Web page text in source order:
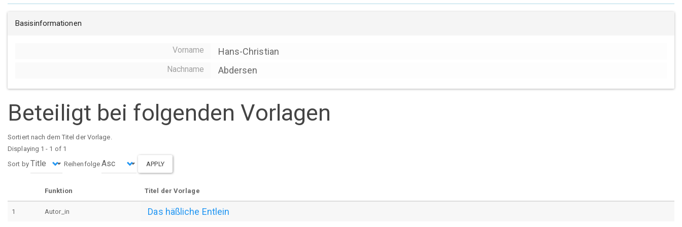
Basisinformationen
Vorname Hans-Christian
Nachname Abdersen
Beteiligt bei folgenden Vorlagen
Sortiert nach dem Titel der Vorlage.
Displaying 1 - 1 of 1
Sort by
Reihenfolge APPLY
Funktion Titel der Vorlage
1 Autor_in Das häßliche Entlein